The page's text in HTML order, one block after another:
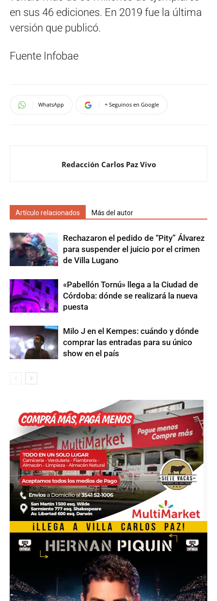
en sus 46 ediciones. En 2019 fue la última
versión que publicó.
Fuente Infobae
WhatsApp + Seguinos en Google
Redacción Carlos Paz Vivo
Artículo relacionados Más del autor
Rechazaron el pedido de “Pity” Álvarez
para suspender el juicio por el crimen
de Villa Lugano
«Pabellón Tornú» llega a la Ciudad de
Córdoba: dónde se realizará la nueva
puesta
Milo J en el Kempes: cuándo y dónde
comprar las entradas para su único
show en el país